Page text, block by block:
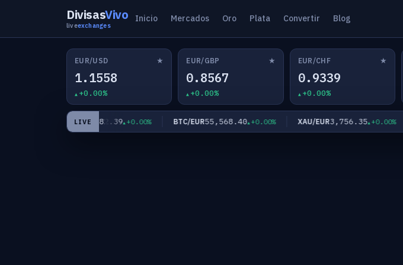
DivisasVivo
liveexchanges
Inicio Mercados Oro Plata Convertir Blog
EUR/USD ★
1.1558
+0.00%
EUR/GBP ★
0.8567
+0.00%
EUR/CHF ★
0.9339
+0.00%
LIVE
EUR/JPY182.39 +0.00% BTC/EUR55,568.40 +0.00% XAU/EUR3,756.35 +0.00%